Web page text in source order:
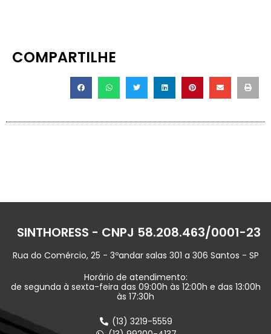
COMPARTILHE
SINTHORESS - CNPJ 58.208.463/0001-23
Rua do Comércio, 25 - 3ºandar salas 301 a 306 Santos - SP
Horário de atendimento:
de segunda à sexta-feira das 09:00h às 12:00h e das 13:00h
às 17:30h
(13) 3219-5559